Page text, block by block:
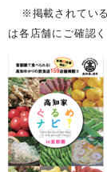
※掲載されてい
は各店舗にご確認く